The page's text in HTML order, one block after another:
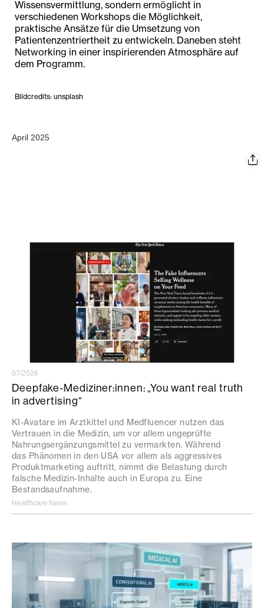
Wissensvermittlung, sondern ermöglicht in
verschiedenen Workshops die Möglichkeit,
praktische Ansätze für die Umsetzung von
Patientenzentriertheit zu entwickeln. Daneben steht
Networking in einer inspirierenden Atmosphäre auf
dem Programm.
Bildcredits: unsplash
April 2025
07/2026
Deepfake-Mediziner:innen: „You want real truth
in advertising“
KI-Avatare im Arztkittel und Medfluencer nutzen das
Vertrauen in die Medizin, um vor allem ungeprüfte
Nahrungsergänzungsmittel zu vermarkten. Während
das Phänomen in den USA vor allem als aggressives
Produktmarketing auftritt, nimmt die Belastung durch
falsche Medizin-Inhalte auch in Europa zu. Eine
Bestandsaufnahme.
Healthcare News